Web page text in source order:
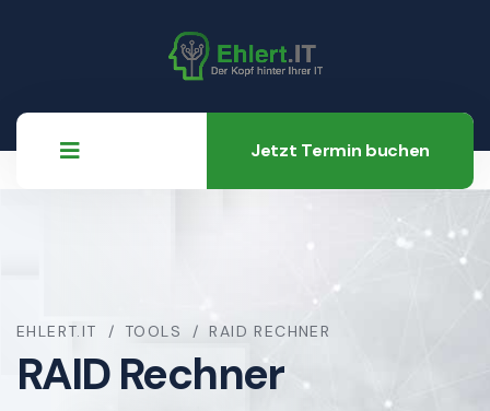
Jetzt Termin buchen
EHLERT.IT TOOLS RAID RECHNER
RAID Rechner